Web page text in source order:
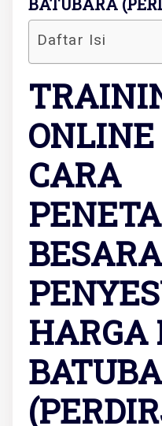
Daftar Isi
ONLINE
CARA
HARGA